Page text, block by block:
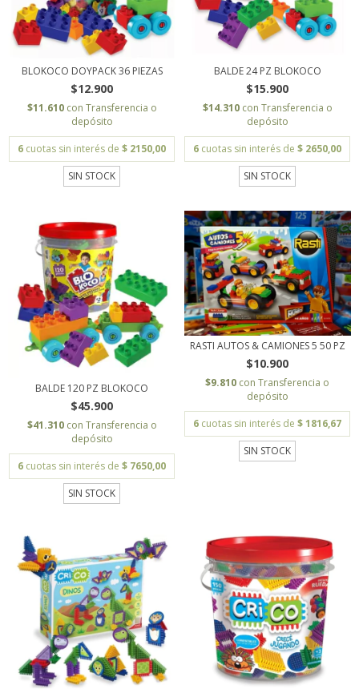
BLOKOCO DOYPACK 36 PIEZAS
$12.900
$11.610 con Transferencia o
depósito
6 cuotas sin interés de $ 2150,00
SIN STOCK
BALDE 24 PZ BLOKOCO
$15.900
$14.310 con Transferencia o
depósito
6 cuotas sin interés de $ 2650,00
SIN STOCK
BALDE 120 PZ BLOKOCO
$45.900
$41.310 con Transferencia o
depósito
6 cuotas sin interés de $ 7650,00
SIN STOCK
RASTI AUTOS & CAMIONES 5 50 PZ
$10.900
$9.810 con Transferencia o
depósito
6 cuotas sin interés de $ 1816,67
SIN STOCK